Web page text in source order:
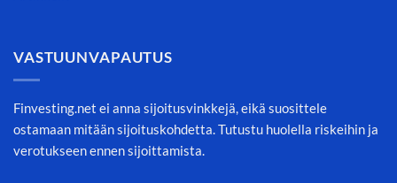
VASTUUNVAPAUTUS
Finvesting.net ei anna sijoitusvinkkejä, eikä suosittele
ostamaan mitään sijoituskohdetta. Tutustu huolella riskeihin ja
verotukseen ennen sijoittamista.